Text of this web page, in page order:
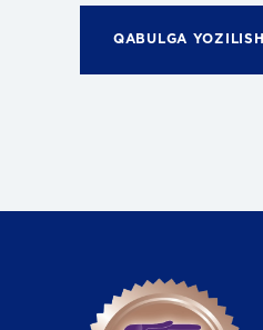
QABULGA YOZILISH